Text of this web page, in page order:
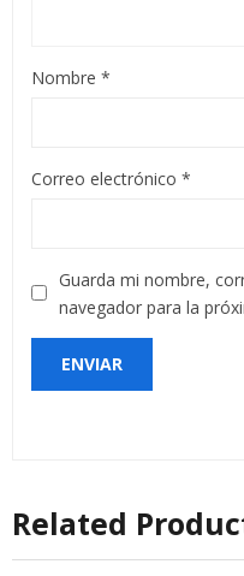
Nombre *
Correo electrónico *
Guarda mi nombre,
navegador para la
Related